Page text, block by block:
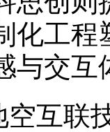
化工程
与交互
空互联